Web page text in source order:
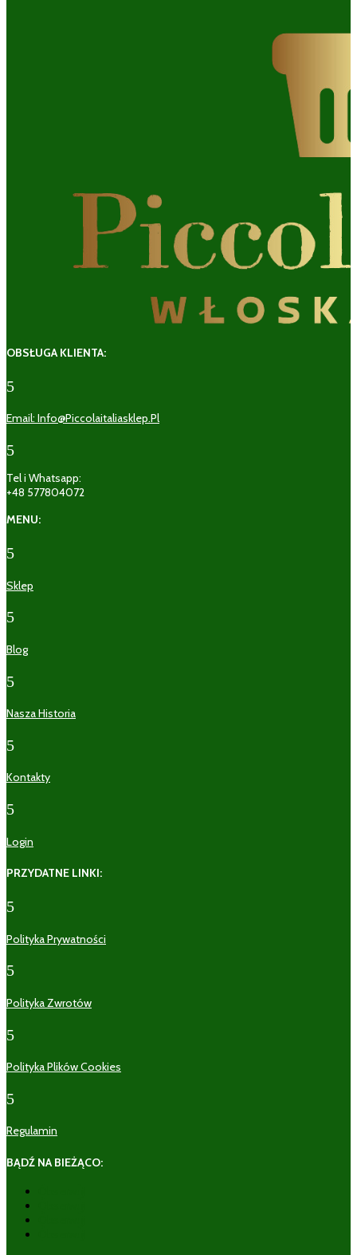
OBSŁUGA KLIENTA:
5
Email: Info@piccolaitaliasklep.pl
5
Tel i Whatsapp:
+48 577804072
MENU:
5
Sklep
5
Blog
5
Nasza Historia
5
Kontakty
5
Login
PRZYDATNE LINKI:
5
Polityka Prywatności
5
Polityka Zwrotów
5
Polityka Plików Cookies
5
Regulamin
BĄDŹ NA BIEŻĄCO: